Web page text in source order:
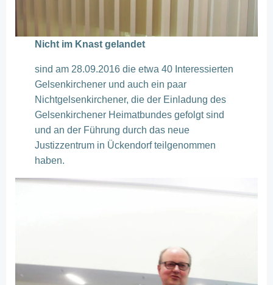
Nicht im Knast gelandet
sind am 28.09.2016 die etwa 40 Interessierten
Gelsenkirchener und auch ein paar
Nichtgelsenkirchener, die der Einladung des
Gelsenkirchener Heimatbundes gefolgt sind
und an der Führung durch das neue
Justizzentrum in Ückendorf teilgenommen
haben.